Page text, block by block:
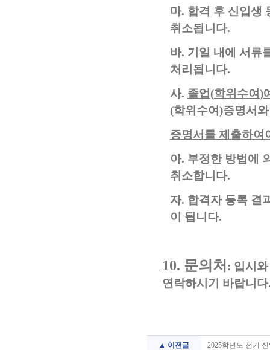
마. 합격 후 신입생
취소됩니다.
바. 기일 내에 서류
처리됩니다.
사. 졸업 (학위수여)
(학위수여)증명서
증명서를 제출하여
아. 부정한 방법에
취소합니다.
자. 합격자 등록 결
이 됩니다.
10. 문의처 : 입시
연락하시기 바랍니다
▲ 이전글 2025학년도 전기